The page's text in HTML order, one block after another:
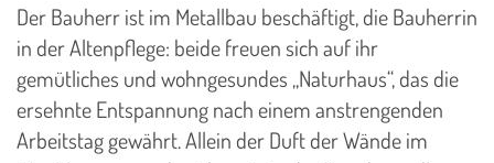
Der Bauherr ist im Metallbau beschäftigt, die Bauherrin
in der Altenpflege: beide freuen sich auf ihr
gemütliches und wohngesundes „Naturhaus“, das die
ersehnte Entspannung nach einem anstrengenden
Arbeitstag gewährt. Allein der Duft der Wände im